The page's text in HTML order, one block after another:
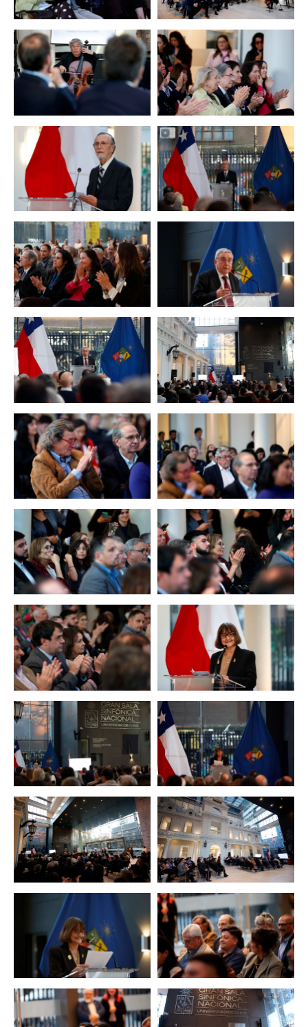
Zoom Zoom
Zoom Zoom
Zoom
Zoom Zoom
Zoom
Zoom
Zoom Zoom
Zoom Zoom
Zoom Zoom
Zoom
Zoom Zoom